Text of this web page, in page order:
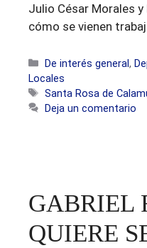
Julio César Morales
cómo se vienen
Categorías
De interés general,
Locales
Etiquetas
Santa Rosa de
Deja un comentario
GABRIEL
QUIERE